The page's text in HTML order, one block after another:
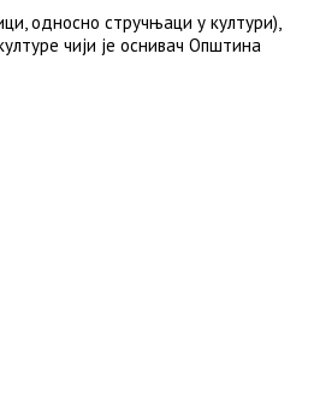
односно стручњаци у култури),
чији је оснивач Општина